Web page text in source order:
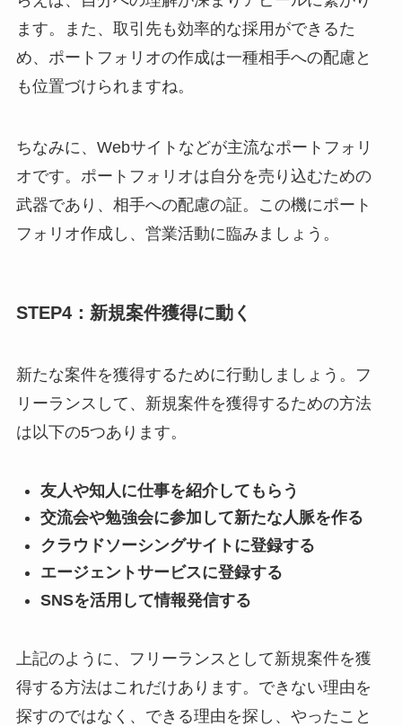
ます。また、取引先も効率的な採用ができるた
め、ポートフォリオの作成は一種相手への配慮と
も位置づけられますね。
ちなみに、Webサイトなどが主流なポートフォリ
オです。ポートフォリオは自分を売り込むための
武器であり、相手への配慮の証。この機にポート
フォリオ作成し、営業活動に臨みましょう。
STEP4：新規案件獲得に動く
新たな案件を獲得するために行動しましょう。フ
リーランスして、新規案件を獲得するための方法
は以下の5つあります。
友人や知人に仕事を紹介してもらう
交流会や勉強会に参加して新たな人脈を作る
クラウドソーシングサイトに登録する
エージェントサービスに登録する
SNSを活用して情報発信する
上記のように、フリーランスとして新規案件を獲
得する方法はこれだけあります。できない理由を
探すのではなく、できる理由を探し、やったこと